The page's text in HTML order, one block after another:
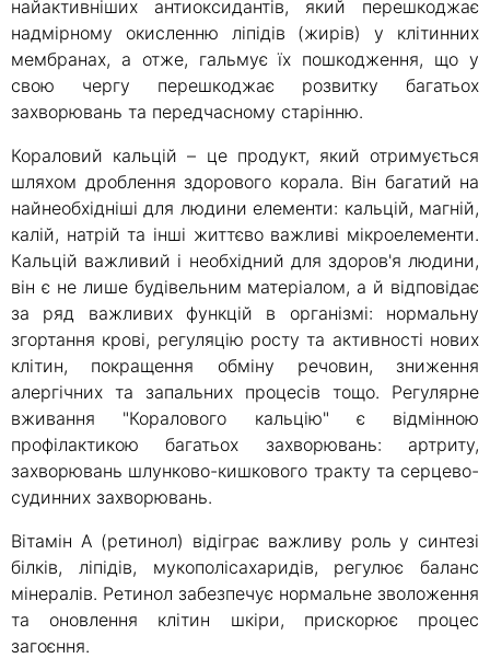
найактивніших антиоксидантів, який перешкоджає
надмірному окисленню ліпідів (жирів) у клітинних
мембранах, а отже, гальмує їх пошкодження, що у
свою чергу перешкоджає розвитку багатьох
захворювань та передчасному старінню.
Кораловий кальцій – це продукт, який отримується
шляхом дроблення здорового корала. Він багатий на
найнеобхідніші для людини елементи: кальцій, магній,
калій, натрій та інші життєво важливі мікроелементи.
Кальцій важливий і необхідний для здоров'я людини,
він є не лише будівельним матеріалом, а й відповідає
за ряд важливих функцій в організмі: нормальну
згортання крові, регуляцію росту та активності нових
клітин, покращення обміну речовин, зниження
алергічних та запальних процесів тощо. Регулярне
вживання "Коралового кальцію" є відмінною
профілактикою багатьох захворювань: артриту,
захворювань шлунково-кишкового тракту та серцево-
судинних захворювань.
Вітамін А (ретинол) відіграє важливу роль у синтезі
білків, ліпідів, мукополісахаридів, регулює баланс
мінералів. Ретинол забезпечує нормальне зволоження
та оновлення клітин шкіри, прискорює процес
загоєння.